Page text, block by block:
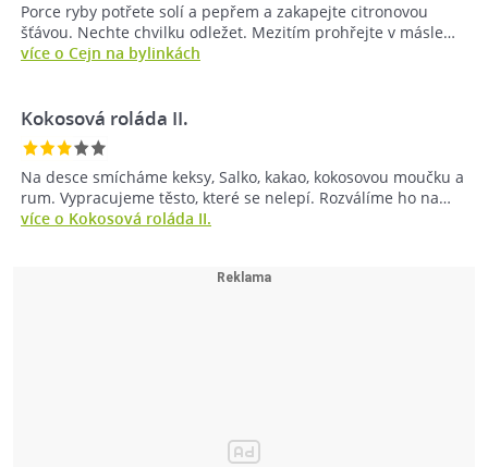
Porce ryby potřete solí a pepřem a zakapejte citronovou
šťávou. Nechte chvilku odležet. Mezitím prohřejte v másle…
více o Cejn na bylinkách
Kokosová roláda II.
Na desce smícháme keksy, Salko, kakao, kokosovou moučku a
rum. Vypracujeme těsto, které se nelepí. Rozválíme ho na…
více o Kokosová roláda II.